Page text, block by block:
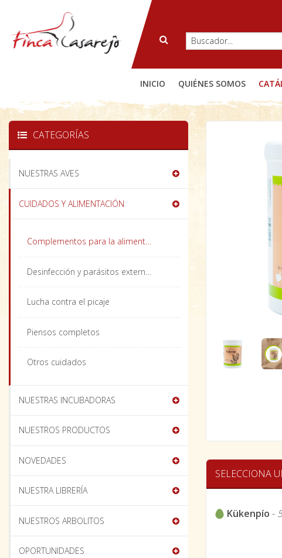
INICIO QUIÉNES SOMOS
SELECCIONA
Kükenpío -
CATEGORÍAS
NUESTRAS AVES
CUIDADOS Y ALIMENTACIÓN
Complementos para la alimentación
Desinfección y parásitos externos
Lucha contra el picaje
Piensos completos
Otros cuidados
NUESTRAS INCUBADORAS
NUESTROS PRODUCTOS
NOVEDADES
NUESTRA LIBRERÍA
NUESTROS ARBOLITOS
OPORTUNIDADES